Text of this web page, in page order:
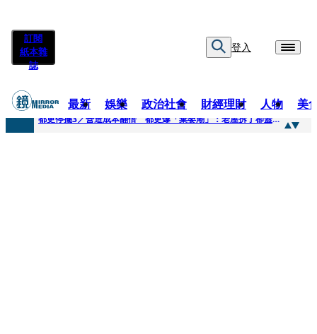
訂閱
紙本雜
誌
登入
最新 娛樂 政治社會 財經理財 人物 美
快訊
都更停擺3／營造成本翻倍 都更爆「棄嬰潮」：老屋拆了卻蓋不下去